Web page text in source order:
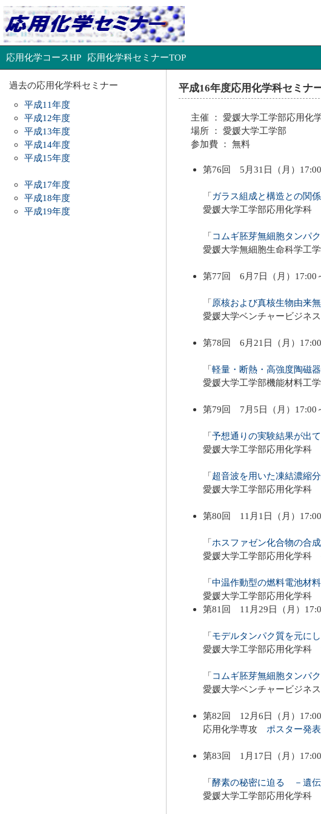
応用化学コースHP 応用化学科セミナーTOP
過去の応用化学科セミナー
平成11年度
平成12年度
平成13年度
平成14年度
平成15年度
平成17年度
平成18年度
平成19年度
平成16年度応用化学科セミナ
主催 ： 愛媛大学工学部応用化
場所 ： 愛媛大学工学部
参加費 ： 無料
第76回 5月31日（月）
「ガラス組成と構造との関
愛媛大学工学部応用化学
「コムギ胚芽無細胞タンパ
愛媛大学無細胞生命科学
第77回 6月7日（月）17:00
「原核および真核生物由来
愛媛大学ベンチャービジ
第78回 6月21日（月）
「軽量・断熱・高強度陶磁
愛媛大学工学部機能材料
第79回 7月5日（月）17:00
「予想通りの実験結果が出
愛媛大学工学部応用化学
「超音波を用いた凍結濃縮
愛媛大学工学部応用化学
第80回 11月1日（月）
「ホスファゼン化合物の合
愛媛大学工学部応用化学
「中温作動型の燃料電池材
愛媛大学工学部応用化学
第81回 11月29日（月）
「モデルタンパク質を元に
愛媛大学工学部応用化学
「コムギ胚芽無細胞タンパ
愛媛大学ベンチャービジ
第82回 12月6日（月）
応用化学専攻 ポスター発
第83回 1月17日（月）
「酵素の秘密に迫る －遺伝
愛媛大学工学部応用化学